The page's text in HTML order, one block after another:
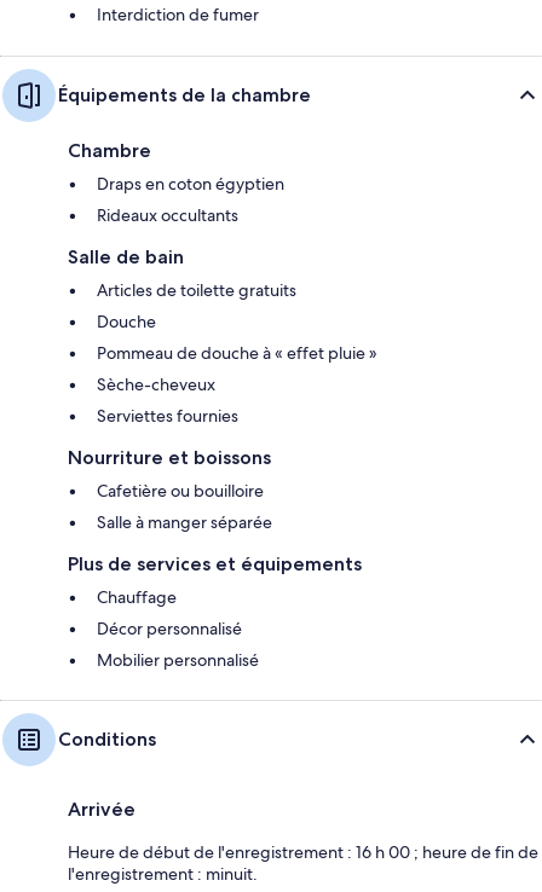
Interdiction de fumer
Équipements de la chambre
Chambre
Draps en coton égyptien
Rideaux occultants
Salle de bain
Articles de toilette gratuits
Douche
Pommeau de douche à « effet pluie »
Sèche-cheveux
Serviettes fournies
Nourriture et boissons
Cafetière ou bouilloire
Salle à manger séparée
Plus de services et équipements
Chauffage
Décor personnalisé
Mobilier personnalisé
Conditions
Arrivée
Heure de début de l'enregistrement : 16 h 00 ; heure de fin de
l'enregistrement : minuit.